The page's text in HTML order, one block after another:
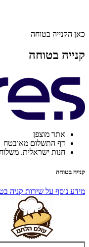
כאן הקנייה בטוחה
קנייה בטוחה
אתר מוצפן
דף התשלום מאובטח
חנות ישראלית.
קנייה בטוחה
מידע נוסף על שירות קניה